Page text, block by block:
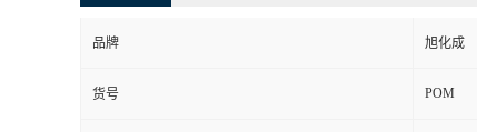
品牌 旭化成
货号 POM